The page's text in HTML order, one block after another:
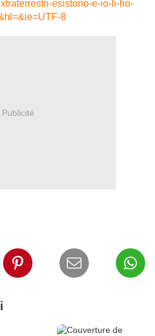
esistono-e-io-li-ho-
8
Publicité